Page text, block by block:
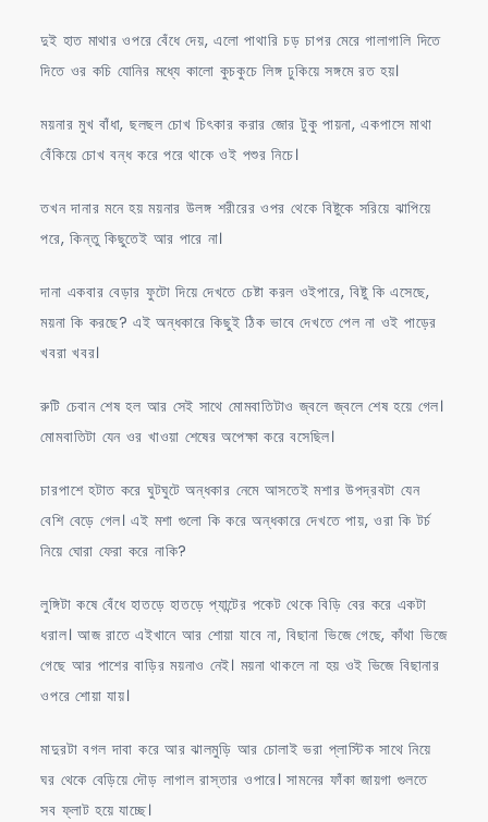
দুই হাত মাথার ওপরে বেঁধে দেয়, এলো পাথারি চড় চাপর মেরে গালাগালি দিতে
দিতে ওর কচি যোনির মধ্যে কালো কুচকুচে লিঙ্গ ঢুকিয়ে সঙ্গমে রত হয়।
ময়নার মুখ বাঁধা, ছলছল চোখ চিৎকার করার জোর টুকু পায়না, একপাসে মাথা
বেঁকিয়ে চোখ বন্ধ করে পরে থাকে ওই পশুর নিচে।
তখন দানার মনে হয় ময়নার উলঙ্গ শরীরের ওপর থেকে বিষ্টুকে সরিয়ে ঝাপিয়ে
পরে, কিন্তু কিছুতেই আর পারে না।
দানা একবার বেড়ার ফুটো দিয়ে দেখতে চেষ্টা করল ওইপারে, বিষ্টু কি এসেছে,
ময়না কি করছে? এই অন্ধকারে কিছুই ঠিক ভাবে দেখতে পেল না ওই পাড়ের
খবরা খবর।
রুটি চেবান শেষ হল আর সেই সাথে মোমবাতিটাও জ্বলে জ্বলে শেষ হয়ে গেল।
মোমবাতিটা যেন ওর খাওয়া শেষের অপেক্ষা করে বসেছিল।
চারপাশে হটাত করে ঘুটঘুটে অন্ধকার নেমে আসতেই মশার উপদ্রবটা যেন
বেশি বেড়ে গেল। এই মশা গুলো কি করে অন্ধকারে দেখতে পায়, ওরা কি টর্চ
নিয়ে ঘোরা ফেরা করে নাকি?
লুঙ্গিটা কষে বেঁধে হাতড়ে হাতড়ে প্যান্টের পকেট থেকে বিড়ি বের করে একটা
ধরাল। আজ রাতে এইখানে আর শোয়া যাবে না, বিছানা ভিজে গেছে, কাঁথা ভিজে
গেছে আর পাশের বাড়ির ময়নাও নেই। ময়না থাকলে না হয় ওই ভিজে বিছানার
ওপরে শোয়া যায়।
মাদুরটা বগল দাবা করে আর ঝালমুড়ি আর চোলাই ভরা প্লাস্টিক সাথে নিয়ে
ঘর থেকে বেড়িয়ে দৌড় লাগাল রাস্তার ওপারে। সামনের ফাঁকা জায়গা গুলতে
সব ফ্লাট হয়ে যাচ্ছে।